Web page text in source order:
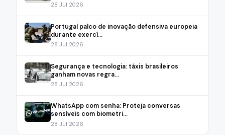
28 Jul 2026
Portugal palco de inovação defensiva europeia
durante exercí...
28 Jul 2026
Segurança e tecnologia: táxis brasileiros
ganham novas regra...
28 Jul 2026
WhatsApp com senha: Proteja conversas
sensíveis com biometri...
28 Jul 2026